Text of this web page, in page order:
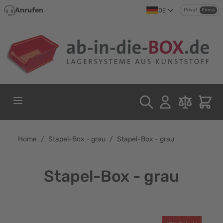
Direkt zum Inhalt
Anrufen DE Privat Firma
Home / Stapel-Box - grau / Stapel-Box - grau
Stapel-Box - grau